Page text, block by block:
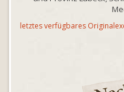
letztes verfügbares